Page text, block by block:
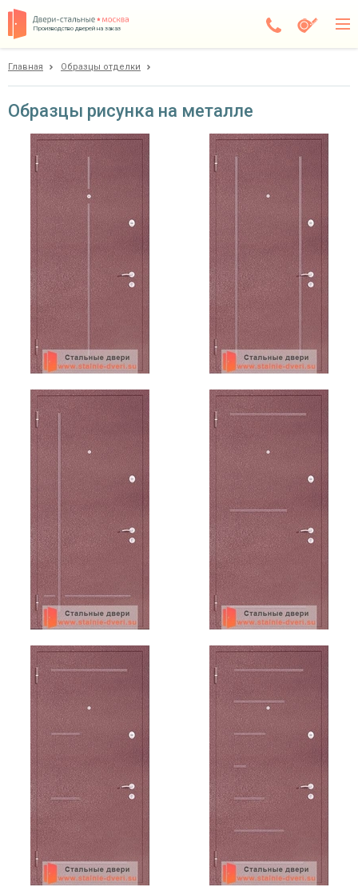
Производство дверей на заказ
Доставка
Установка
Галерея
Акции
Покупателям
О компании
Контакты
Ежедневно с 08:00 до 24:00
+7 (495) 409-24-70
Главная Образцы отделки
Образцы рисунка на металле